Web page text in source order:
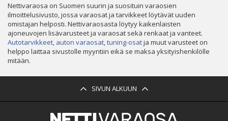
Nettivaraosa on Suomen suurin ja suosituin varaosien
ilmoittelusivusto, jossa varaosat ja tarvikkeet löytävät uuden
omistajan helposti. Nettivaraosasta löytyy kaikenlaisten
ajoneuvojen lisävarusteet ja varaosat sekä renkaat ja vanteet.
Autotarvikkeet, auton varaosat,tuning-osatja muut varusteet on
helppo laittaa sivustolle myyntiin eikä se maksa yksityishenkilölle
mitään.
SIVUN ALKUUN